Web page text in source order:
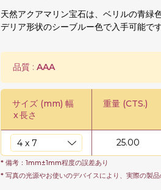
天然アクアマリン宝石は、ベリルの青緑
デリア形状のシーブルー色で入手可能です
品質 : AAA
サイズ (mm) 幅
x長さ
重量 (CTS.)
25.00
* 備考：1mm±1mm程度の誤差あり
* 写真の光源やお使いのデバイスにより、実際の製品